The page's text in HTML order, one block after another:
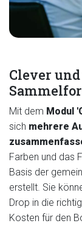
Clever
Mit dem Modul
sich mehrere
Farben und das
Basis der
erstellt. Sie
Drop in die
Kosten für den